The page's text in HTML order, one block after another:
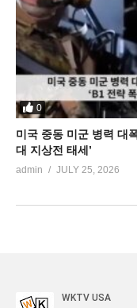
0
미국 중동 미군 병력 대
대 지상전 태세’
admin JULY 25, 2026